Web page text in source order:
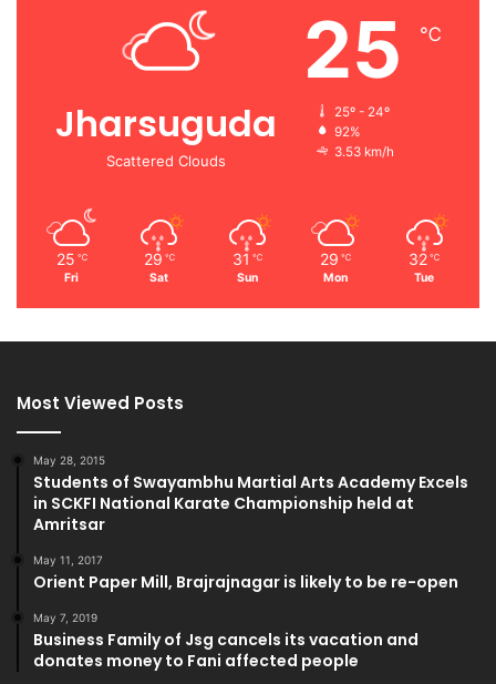
Jharsuguda
Scattered Clouds
25 ℃
25º - 24º
92%
3.53 km/h
25 ℃
Fri
29 ℃
Sat
31 ℃
Sun
29 ℃
Mon
32 ℃
Tue
Most Viewed Posts
May 28, 2015
Students of Swayambhu Martial Arts Academy Excels
in SCKFI National Karate Championship held at
Amritsar
May 11, 2017
Orient Paper Mill, Brajrajnagar is likely to be re-open
May 7, 2019
Business Family of Jsg cancels its vacation and
donates money to Fani affected people